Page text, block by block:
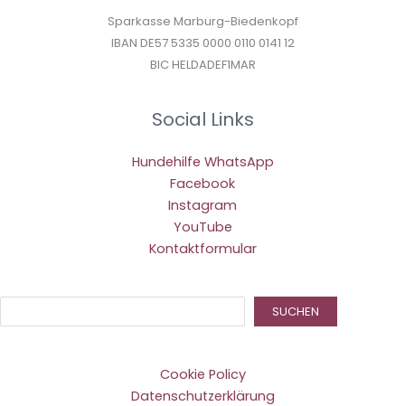
Sparkasse Marburg-Biedenkopf
IBAN DE57 5335 0000 0110 0141 12
BIC HELDADEF1MAR
Social Links
Hundehilfe WhatsApp
Facebook
Instagram
YouTube
Kontaktformular
SUCHEN
Cookie Policy
Datenschutzerklärung